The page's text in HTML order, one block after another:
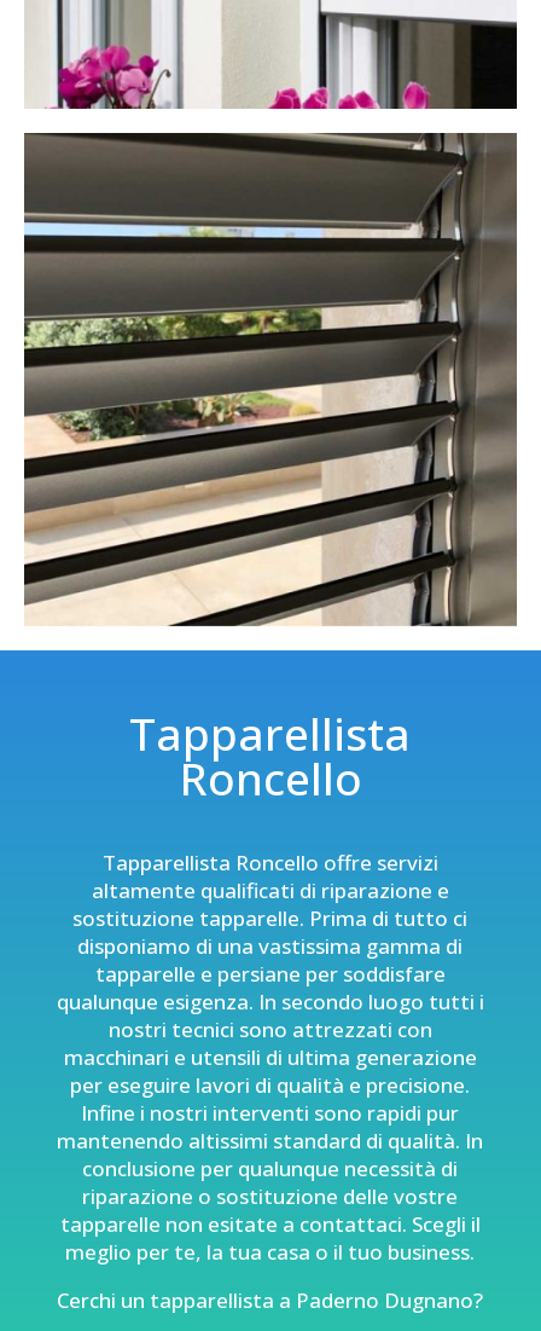
Tapparellista
Roncello
Tapparellista Roncello offre servizi
altamente qualificati di riparazione e
sostituzione tapparelle. Prima di tutto ci
disponiamo di una vastissima gamma di
tapparelle e persiane per soddisfare
qualunque esigenza. In secondo luogo tutti i
nostri tecnici sono attrezzati con
macchinari e utensili di ultima generazione
per eseguire lavori di qualità e precisione.
Infine i nostri interventi sono rapidi pur
mantenendo altissimi standard di qualità. In
conclusione per qualunque necessità di
riparazione o sostituzione delle vostre
tapparelle non esitate a contattaci. Scegli il
meglio per te, la tua casa o il tuo business.
Cerchi un tapparellista a Paderno Dugnano?